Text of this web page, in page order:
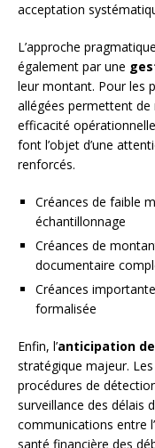
acceptation
L’approche
également par une
leur montant. Pour les
allégées permettent
efficacité
font l’objet d’une
renforcés.
Créances de faible
échantillonnage
Créances de
documentaire
Créances
formalisée
Enfin, l’anticipation
stratégique majeur.
procédures de
surveillance des délais
communications entre
santé financière des